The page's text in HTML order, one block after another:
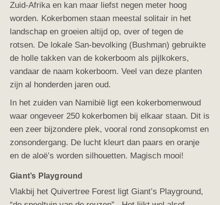
Zuid-Afrika en kan maar liefst negen meter hoog
worden. Kokerbomen staan meestal solitair in het
landschap en groeien altijd op, over of tegen de
rotsen. De lokale San-bevolking (Bushman) gebruikte
de holle takken van de kokerboom als pijlkokers,
vandaar de naam kokerboom. Veel van deze planten
zijn al honderden jaren oud.
In het zuiden van Namibië ligt een kokerbomenwoud
waar ongeveer 250 kokerbomen bij elkaar staan. Dit is
een zeer bijzondere plek, vooral rond zonsopkomst en
zonsondergang. De lucht kleurt dan paars en oranje
en de aloë’s worden silhouetten. Magisch mooi!
Giant’s Playground
Vlakbij het Quivertree Forest ligt Giant’s Playground,